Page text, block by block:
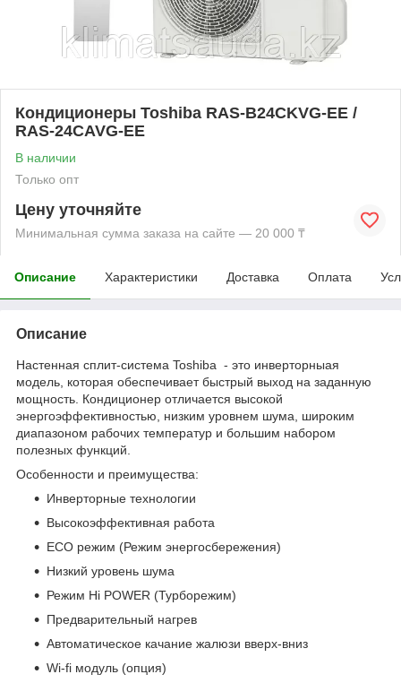
Кондиционеры Toshiba RAS-B24CKVG-EE /
RAS-24CAVG-EE
В наличии
Только опт
Цену уточняйте
Минимальная сумма заказа на сайте — 20 000 ₸
Описание Характеристики Доставка Оплата
Описание
Настенная сплит-система Toshiba - это инверторныая
модель, которая обеспечивает быстрый выход на заданную
мощность. Кондиционер отличается высокой
энергоэффективностью, низким уровнем шума, широким
диапазоном рабочих температур и большим набором
полезных функций.
Особенности и преимущества:
Инверторные технологии
Высокоэффективная работа
ECO режим (Режим энергосбережения)
Низкий уровень шума
Режим Hi POWER (Турборежим)
Предварительный нагрев
Автоматическое качание жалюзи вверх-вниз
Wi-fi модуль (опция)